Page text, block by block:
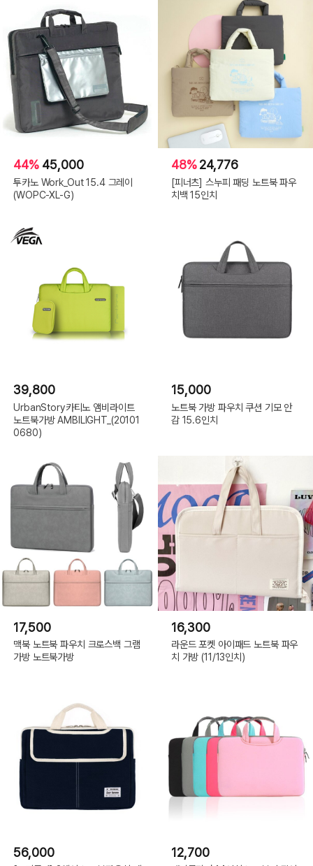
44% 45,000
투카노 Work_Out 15.4 그레이
(WOPC-XL-G)
48%24,776
[피너츠] 스누피 패딩 노트북 파우
치백 15인치
39,800
UrbanStory카티노 앰비라이트
노트북가방 AMBILIGHT_(20101
0680)
15,000
노트북 가방 파우치 쿠션 기모 안
감 15.6인치
17,500
맥북 노트북 파우치 크로스백 그램
가방 노트북가방
16,300
라운드 포켓 아이패드 노트북 파우
치 가방 (11/13인치)
56,000 12,700